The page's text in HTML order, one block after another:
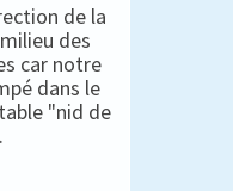
de la
des
car notre
dans le
"nid de